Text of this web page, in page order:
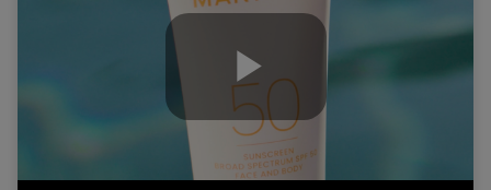
Play